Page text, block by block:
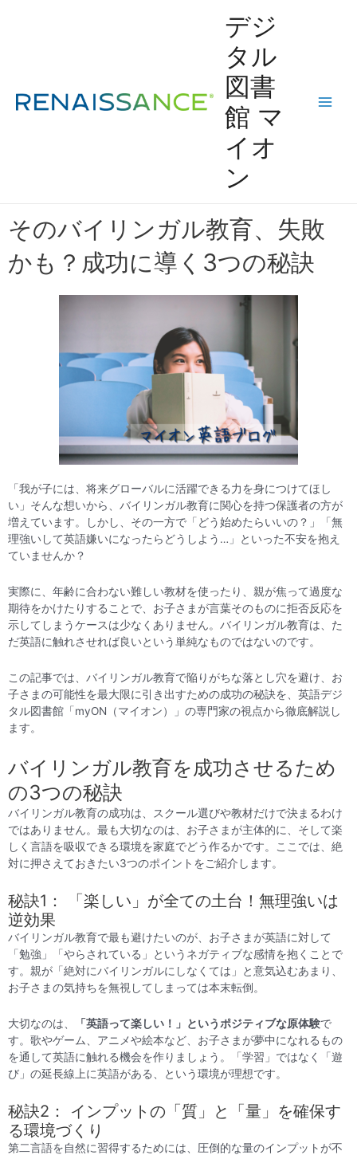
デジ
タル
図書
館 マ
イオ
ン
そのバイリンガル教育、失敗
かも？成功に導く3つの秘訣
「我が子には、将来グローバルに活躍できる力を身につけてほし
い」そんな想いから、バイリンガル教育に関心を持つ保護者の方が
増えています。しかし、その一方で「どう始めたらいいの？」「無
理強いして英語嫌いになったらどうしよう…」といった不安を抱え
ていませんか？
実際に、年齢に合わない難しい教材を使ったり、親が焦って過度な
期待をかけたりすることで、お子さまが言葉そのものに拒否反応を
示してしまうケースは少なくありません。バイリンガル教育は、た
だ英語に触れさせれば良いという単純なものではないのです。
この記事では、バイリンガル教育で陥りがちな落とし穴を避け、お
子さまの可能性を最大限に引き出すための成功の秘訣を、英語デジ
タル図書館「myON（マイオン）」の専門家の視点から徹底解説し
ます。
バイリンガル教育を成功させるため
の3つの秘訣
バイリンガル教育の成功は、スクール選びや教材だけで決まるわけ
ではありません。最も大切なのは、お子さまが主体的に、そして楽
しく言語を吸収できる環境を家庭でどう作るかです。ここでは、絶
対に押さえておきたい3つのポイントをご紹介します。
秘訣1： 「楽しい」が全ての土台！無理強いは
逆効果
バイリンガル教育で最も避けたいのが、お子さまが英語に対して
「勉強」「やらされている」というネガティブな感情を抱くことで
す。親が「絶対にバイリンガルにしなくては」と意気込むあまり、
お子さまの気持ちを無視してしまっては本末転倒。
大切なのは、 「英語って楽しい！」というポジティブな原体験で
す。歌やゲーム、アニメや絵本など、お子さまが夢中になれるもの
を通して英語に触れる機会を作りましょう。「学習」ではなく「遊
び」の延長線上に英語がある、という環境が理想です。
秘訣2： インプットの「質」と「量」を確保す
る環境づくり
第二言語を自然に習得するためには、圧倒的な量のインプットが不